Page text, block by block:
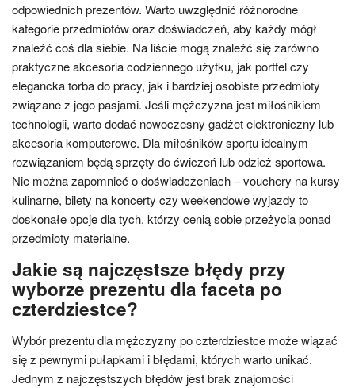
odpowiednich prezentów. Warto uwzględnić różnorodne
kategorie przedmiotów oraz doświadczeń, aby każdy mógł
znaleźć coś dla siebie. Na liście mogą znaleźć się zarówno
praktyczne akcesoria codziennego użytku, jak portfel czy
elegancka torba do pracy, jak i bardziej osobiste przedmioty
związane z jego pasjami. Jeśli mężczyzna jest miłośnikiem
technologii, warto dodać nowoczesny gadżet elektroniczny lub
akcesoria komputerowe. Dla miłośników sportu idealnym
rozwiązaniem będą sprzęty do ćwiczeń lub odzież sportowa.
Nie można zapomnieć o doświadczeniach – vouchery na kursy
kulinarne, bilety na koncerty czy weekendowe wyjazdy to
doskonałe opcje dla tych, którzy cenią sobie przeżycia ponad
przedmioty materialne.
Jakie są najczęstsze błędy przy
wyborze prezentu dla faceta po
czterdziestce?
Wybór prezentu dla mężczyzny po czterdziestce może wiązać
się z pewnymi pułapkami i błędami, których warto unikać.
Jednym z najczęstszych błędów jest brak znajomości